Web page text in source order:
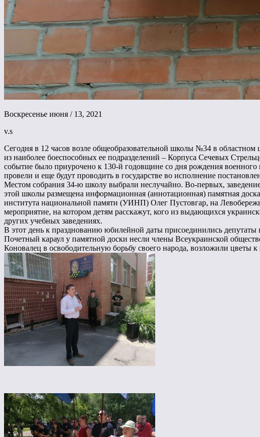
Воскресенье июня / 13, 2021
v.s
Сегодня в 12 часов возле общеобразовательной школы №34 в
из наиболее боеспособных ее подразделений – Корпуса Сечевых
событие было приурочено к 130-й годовщине со дня рождения
провели и еще будут проводить в государстве во исполнение
Местом собрания 34-ю школу выбрали неслучайно. Во-первых,
этой школы размещена информационная (аннотационная) памятная
института национальной памяти (УИНП) Олег Пустовгар, на
мероприятие, на котором детям расскажут, кого из выдающихся
других учебных заведениях.
В этот день к празднованию юбилейной даты присоединились
Почетный караул у памятной доски несли члены Всеукраинской
Коновалец в освободительную борьбу своего народа, возложили цветы к